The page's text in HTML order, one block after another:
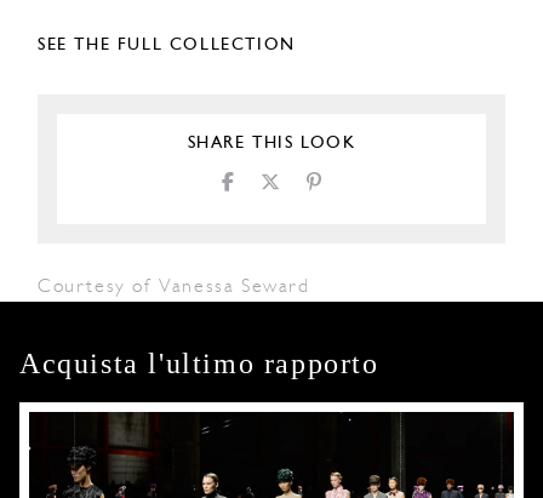
SEE THE FULL COLLECTION
SHARE THIS LOOK
Courtesy of Vanessa Seward
Acquista l'ultimo rapporto